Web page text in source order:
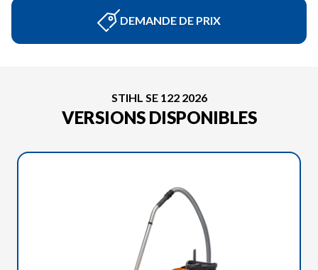
DEMANDE DE PRIX
STIHL SE 122 2026
VERSIONS DISPONIBLES